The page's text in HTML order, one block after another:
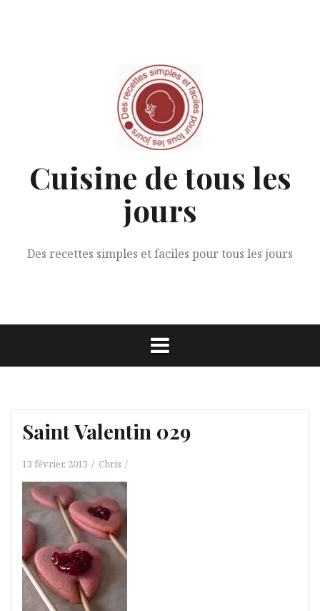
Cuisine de tous les
jours
Des recettes simples et faciles pour tous les jours
Saint Valentin 029
13 février, 2013 Chris